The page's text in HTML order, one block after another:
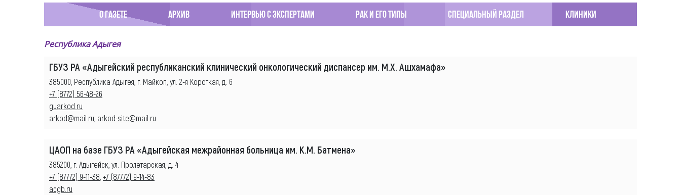
О ГАЗЕТЕ АРХИВ Интервью с экспертами Рак и его типы Специальный раздел КЛИНИКИ
Республика Адыгея
ГБУЗ РА «Адыгейский республиканский клинический онкологический диспансер им. М.Х. Ашхамафа»
385000, Республика Адыгея, г. Майкоп, ул. 2-я Короткая, д. 6
+7 (8772) 56-48-26
guarkod.ru
arkod@mail.ru arkod-site@mail.ru
ЦАОП на базе ГБУЗ РА «Адыгейская межрайонная больница им. К.М. Батмена»
385200, г. Адыгейск, ул. Пролетарская, д. 4
+7 (87772) 9-11-38 +7 (87772) 9-14-83
acgb.ru